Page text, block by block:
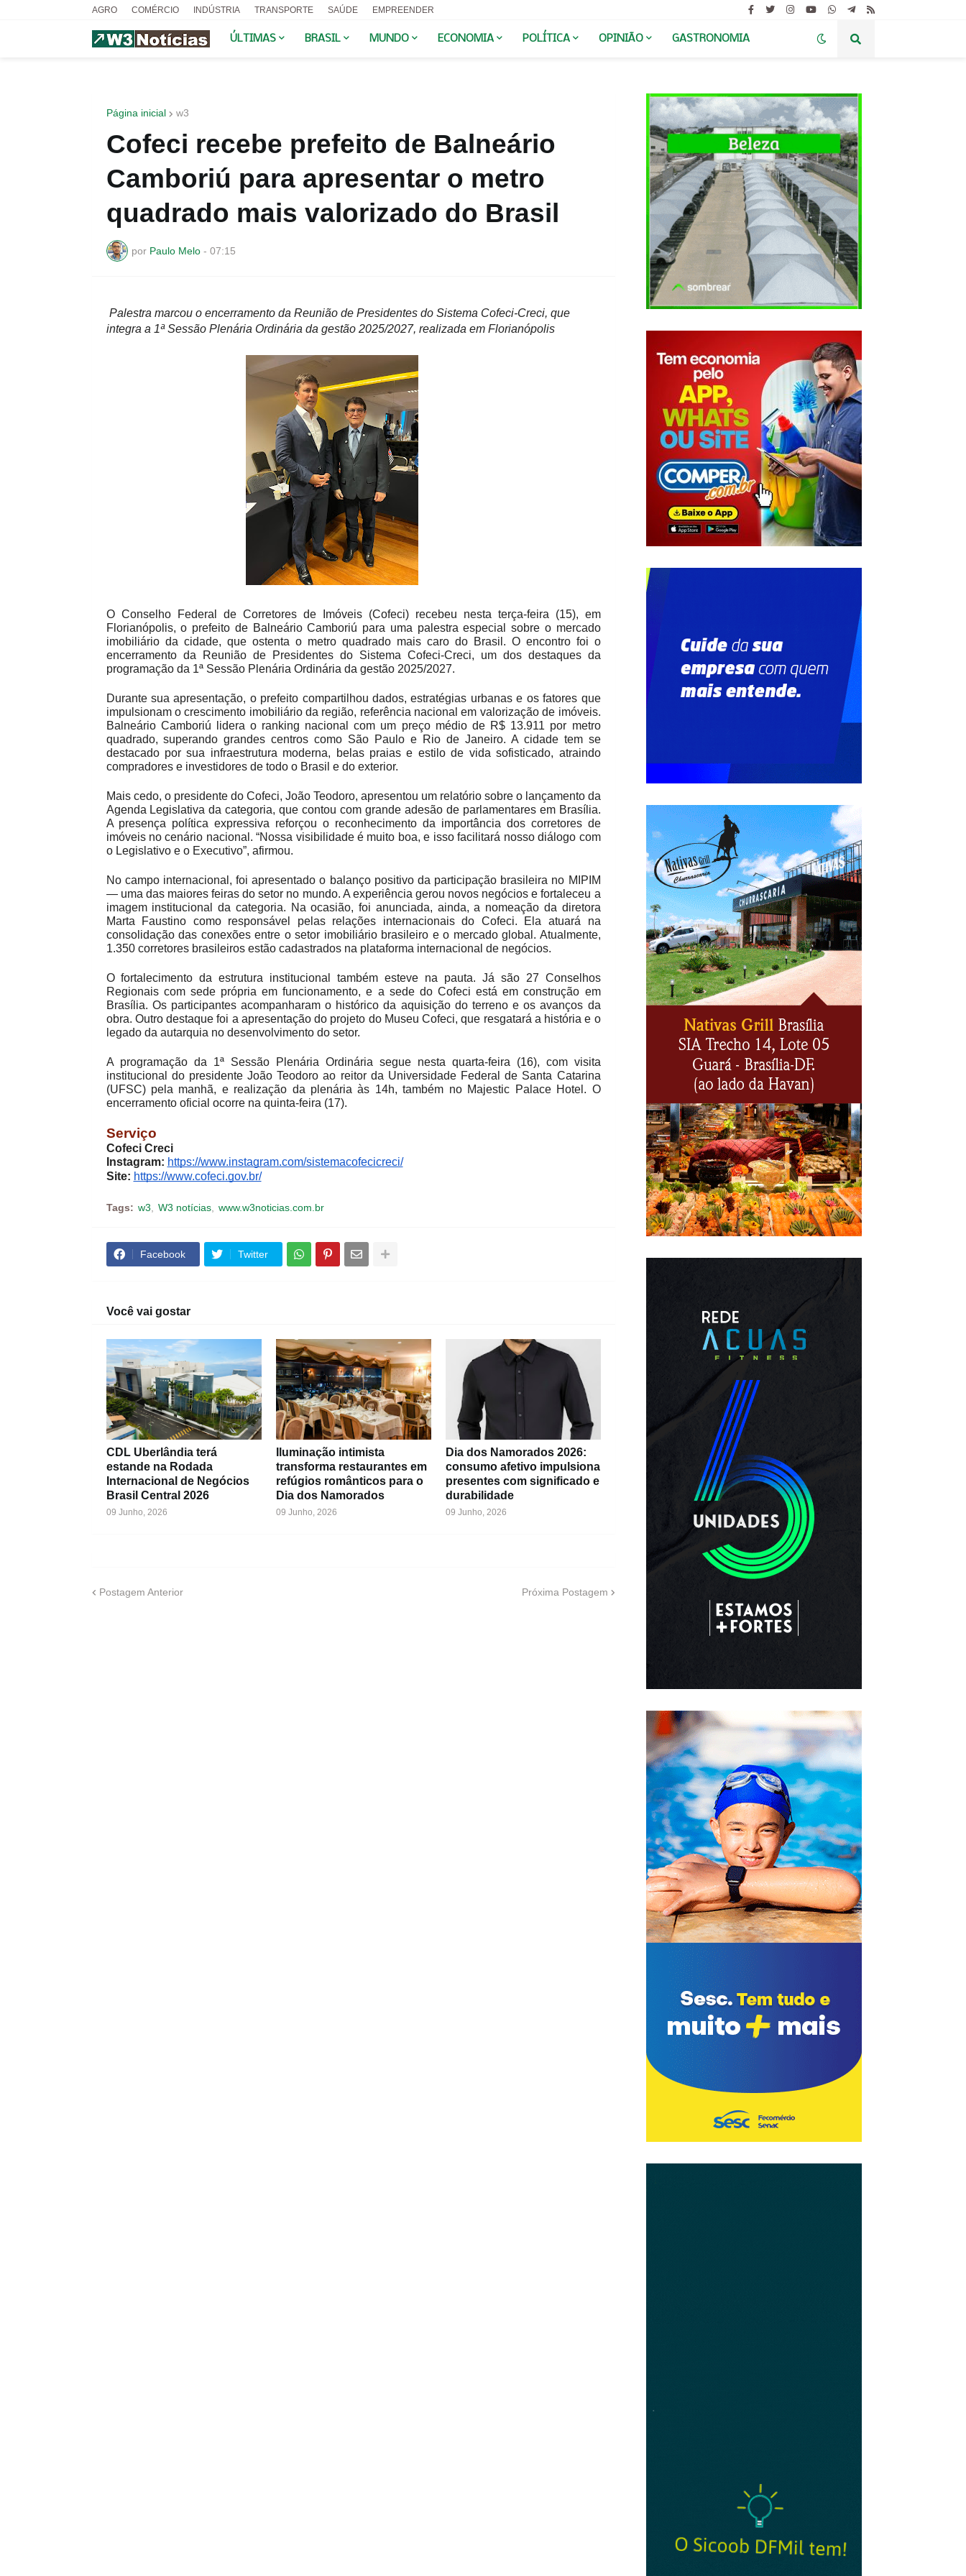
AGRO COMÉRCIO INDÚSTRIA TRANSPORTE SAÚDE EMPREENDER
ÚLTIMAS BRASIL MUNDO ECONOMIA POLÍTICA OPINIÃO GASTRONOMIA
Página inicial w3
Cofeci recebe prefeito de Balneário
Camboriú para apresentar o metro
quadrado mais valorizado do Brasil
por Paulo Melo - 07:15
Palestra marcou o encerramento da Reunião de Presidentes do Sistema Cofeci-Creci, que
integra a 1ª Sessão Plenária Ordinária da gestão 2025/2027, realizada em Florianópolis
O Conselho Federal de Corretores de Imóveis (Cofeci) recebeu nesta terça-feira (15), em
Florianópolis, o prefeito de Balneário Camboriú para uma palestra especial sobre o mercado
imobiliário da cidade, que ostenta o metro quadrado mais caro do Brasil. O encontro foi o
encerramento da Reunião de Presidentes do Sistema Cofeci-Creci, um dos destaques da
programação da 1ª Sessão Plenária Ordinária da gestão 2025/2027.
Durante sua apresentação, o prefeito compartilhou dados, estratégias urbanas e os fatores que
impulsionam o crescimento imobiliário da região, referência nacional em valorização de imóveis.
Balneário Camboriú lidera o ranking nacional com um preço médio de R$ 13.911 por metro
quadrado, superando grandes centros como São Paulo e Rio de Janeiro. A cidade tem se
destacado por sua infraestrutura moderna, belas praias e estilo de vida sofisticado, atraindo
compradores e investidores de todo o Brasil e do exterior.
Mais cedo, o presidente do Cofeci, João Teodoro, apresentou um relatório sobre o lançamento da
Agenda Legislativa da categoria, que contou com grande adesão de parlamentares em Brasília.
A presença política expressiva reforçou o reconhecimento da importância dos corretores de
imóveis no cenário nacional. “Nossa visibilidade é muito boa, e isso facilitará nosso diálogo com
o Legislativo e o Executivo”, afirmou.
No campo internacional, foi apresentado o balanço positivo da participação brasileira no MIPIM
— uma das maiores feiras do setor no mundo. A experiência gerou novos negócios e fortaleceu a
imagem institucional da categoria. Na ocasião, foi anunciada, ainda, a nomeação da diretora
Marta Faustino como responsável pelas relações internacionais do Cofeci. Ela atuará na
consolidação das conexões entre o setor imobiliário brasileiro e o mercado global. Atualmente,
1.350 corretores brasileiros estão cadastrados na plataforma internacional de negócios.
O fortalecimento da estrutura institucional também esteve na pauta. Já são 27 Conselhos
Regionais com sede própria em funcionamento, e a sede do Cofeci está em construção em
Brasília. Os participantes acompanharam o histórico da aquisição do terreno e os avanços da
obra. Outro destaque foi a apresentação do projeto do Museu Cofeci, que resgatará a história e o
legado da autarquia no desenvolvimento do setor.
A programação da 1ª Sessão Plenária Ordinária segue nesta quarta-feira (16), com visita
institucional do presidente João Teodoro ao reitor da Universidade Federal de Santa Catarina
(UFSC) pela manhã, e realização da plenária às 14h, também no Majestic Palace Hotel. O
encerramento oficial ocorre na quinta-feira (17).
Serviço
Cofeci Creci
Instagram: https://www.instagram.com/sistemacofecicreci/
Site: https://www.cofeci.gov.br/
Tags: w3 W3 notícias www.w3noticias.com.br
Facebook Twitter
Você vai gostar
CDL Uberlândia terá
estande na Rodada
Internacional de Negócios
Brasil Central 2026
09 Junho, 2026
Iluminação intimista
transforma restaurantes em
refúgios românticos para o
Dia dos Namorados
09 Junho, 2026
Dia dos Namorados 2026:
consumo afetivo impulsiona
presentes com significado e
durabilidade
09 Junho, 2026
Postagem Anterior Próxima Postagem